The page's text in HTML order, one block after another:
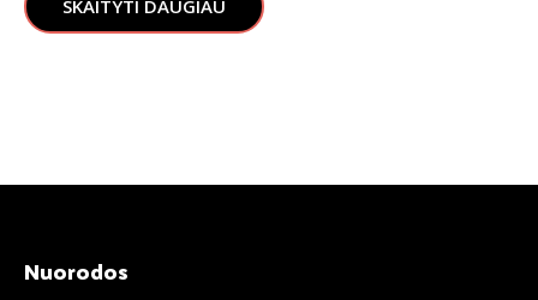
SKAITYTI DAUGIAU
Nuorodos